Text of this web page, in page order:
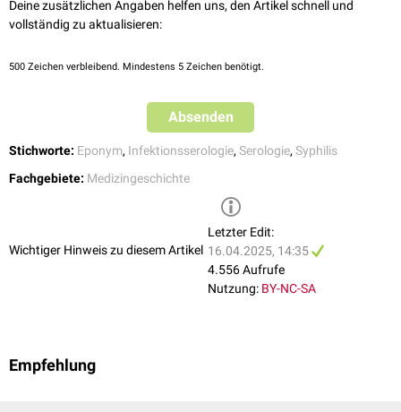
Deine zusätzlichen Angaben helfen uns, den Artikel schnell und
vollständig zu aktualisieren:
500 Zeichen verbleibend. Mindestens 5 Zeichen benötigt.
Absenden
Stichworte: Eponym, Infektionsserologie, Serologie, Syphilis
Fachgebiete: Medizingeschichte
Wichtiger Hinweis zu diesem Artikel
Letzter Edit:
16.04.2025, 14:35
4.556 Aufrufe
Nutzung: BY-NC-SA
Empfehlung